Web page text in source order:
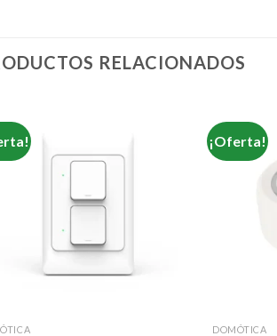
RELACIONADOS
¡Oferta!
DOMÓTICA